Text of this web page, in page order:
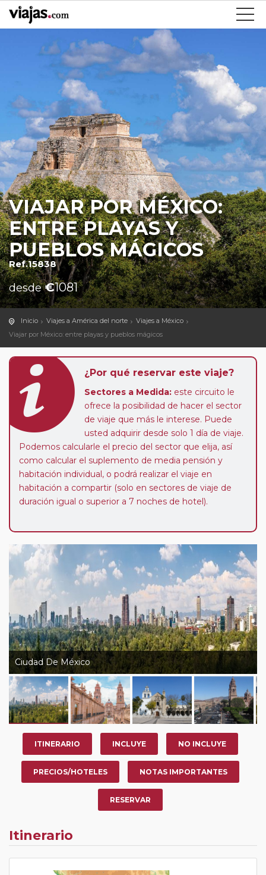
VIAJAR POR MÉXICO:
ENTRE PLAYAS Y
PUEBLOS MÁGICOS
Ref.15838
desde€1081
Inicio Viajes a América del norte
Viajes a México
Viajar por México: entre playas y pueblos mágicos
¿Por qué reservar este viaje?
Sectores a Medida: este circuito le
ofrece la posibilidad de hacer el sector
de viaje que más le interese. Puede
usted adquirir desde solo 1 día de viaje.
Podemos calcularle el precio del sector que elija, así
como calcular el suplemento de media pensión y
habitación individual, o podrá realizar el viaje en
habitación a compartir (solo en sectores de viaje de
duración igual o superior a 7 noches de hotel).
Ciudad De México
ITINERARIO INCLUYE NO INCLUYE
PRECIOS/HOTELES NOTAS IMPORTANTES
RESERVAR
Itinerario